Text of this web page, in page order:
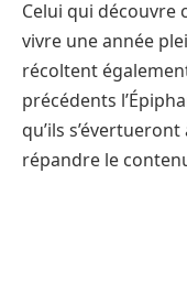
Celui qui découvre
vivre une année
récoltent
précédents
qu’ils
répandre le